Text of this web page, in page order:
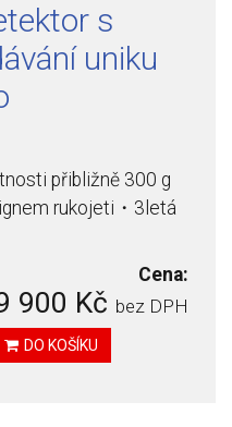
s
uniku
přibližně 300 g
rukojeti・3letá
Cena:
900 Kč bez DPH
DO KOŠÍKU